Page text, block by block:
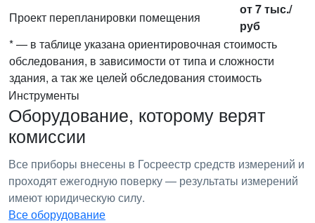
Проект перепланировки помещения
от 7 тыс./
руб
* — в таблице указана ориентировочная стоимость
обследования, в зависимости от типа и сложности
здания, а так же целей обследования стоимость
Инструменты
Оборудование, которому верят
комиссии
Все приборы внесены в Госреестр средств измерений и
проходят ежегодную поверку — результаты измерений
имеют юридическую силу.
Все оборудование